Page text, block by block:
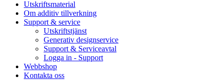
Utskriftsmaterial
Om additiv tillverkning
Support & service
Utskriftstjänst
Generativ designservice
Support & Serviceavtal
Logga in - Support
Webbshop
Kontakta oss